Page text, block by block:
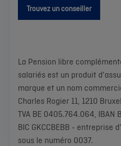
Trouvez un conseiller
La Pension libre
salariés est un produit
marque et un nom
Charles Rogier 11, 1210
TVA BE 0405.764.064, IBAN
BIC GKCCBEBB - entreprise
sous le numéro 0037.